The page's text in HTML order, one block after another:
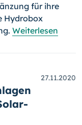
für ihre
Hydrobox
Weiterlesen
27.11.2020